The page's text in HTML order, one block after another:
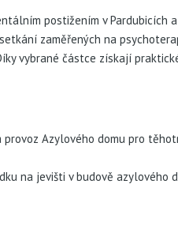
postižením v Pardubicích
zaměřených na
vybrané částce získají
Azylového domu pro
na jevišti v budově azylového